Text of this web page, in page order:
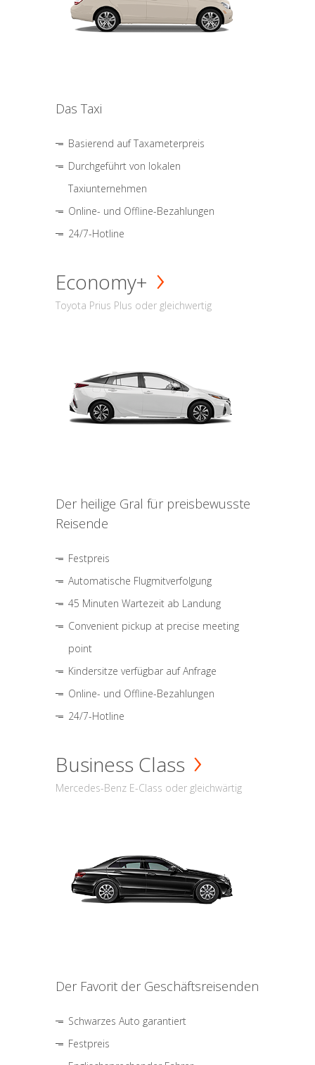
Das Taxi
Basierend auf Taxameterpreis
Durchgeführt von lokalen
Taxiunternehmen
Online- und Offline-Bezahlungen
24/7-Hotline
Economy+
Toyota Prius Plus oder gleichwertig
Der heilige Gral für preisbewusste
Reisende
Festpreis
Automatische Flugmitverfolgung
45 Minuten Wartezeit ab Landung
Convenient pickup at precise meeting
point
Kindersitze verfügbar auf Anfrage
Online- und Offline-Bezahlungen
24/7-Hotline
Business Class
Mercedes-Benz E-Class oder gleichwärtig
Der Favorit der Geschäftsreisenden
Schwarzes Auto garantiert
Festpreis